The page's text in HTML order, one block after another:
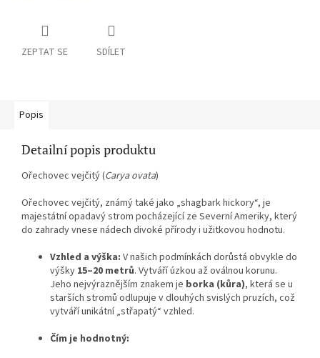
ZEPTAT SE SDÍLET
Popis
Detailní popis produktu
Ořechovec vejčitý (Carya ovata)
Ořechovec vejčitý, známý také jako „shagbark hickory“, je
majestátní opadavý strom pocházející ze Severní Ameriky, který
do zahrady vnese nádech divoké přírody i užitkovou hodnotu.
Vzhled a výška: V našich podmínkách dorůstá obvykle do
výšky 15–20 metrů. Vytváří úzkou až oválnou korunu.
Jeho nejvýraznějším znakem je borka (kůra), která se u
starších stromů odlupuje v dlouhých svislých pruzích, což
vytváří unikátní „střapatý“ vzhled.
Čím je hodnotný: